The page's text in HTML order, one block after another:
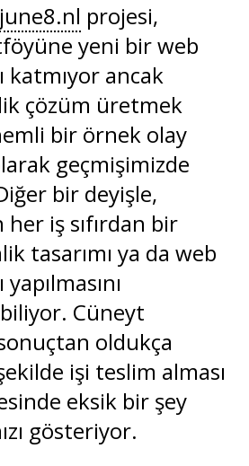
june8.nl projesi,
yeni bir web
katmıyor ancak
çözüm üretmek
bir örnek olay
geçmişimizde
bir deyişle,
her iş sıfırdan bir
tasarımı ya da web
Cüneyt
oldukça
işi teslim alması
eksik bir şey
gösteriyor.